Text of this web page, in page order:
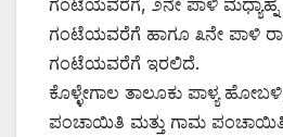
ಗಂಟೆಯವರೆಗೆ, ೨ನೇ ಪಾಳಿ ಮಧ್ಯಾಹ್ನ
ಗಂಟೆಯವರೆಗೆ ಹಾಗೂ ೩ನೇ ಪಾಳಿ
ಗಂಟೆಯವರೆಗೆ ಇರಲಿದೆ.
ಕೊಳ್ಳೇಗಾಲ ತಾಲೂಕು ಪಾಳ್ಯ
ಪಂಚಾಯಿತಿ ಮತ್ತು ಗಾಮ ಪಂಚಾಯಿತಿ